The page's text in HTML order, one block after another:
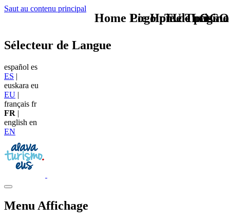
Saut au contenu principal
TU - LOGO
Sélecteur de Langue
español es
ES |
euskara eu
EU |
français fr
FR |
english en
EN
Menu Affichage
Home Logo pie de página
Pie Home Turismo